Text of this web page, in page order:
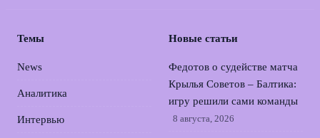
Темы
News
Аналитика
Интервью
Новые статьи
Федотов о судействе матча
Крылья Советов – Балтика:
игру решили сами команды
8 августа, 2026